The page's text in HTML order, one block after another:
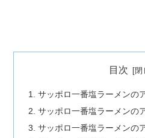
目次
サッポロ一番塩ラーメンの
サッポロ一番塩ラーメンの
サッポロ一番塩ラーメンの